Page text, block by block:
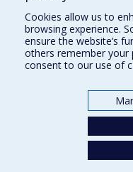
Plan du site
Signaler une erreur
Accessibilité
Nos départements et écoles
Cookies allow us to
browsing experience.
ensure the website’s
others remember your
consent to our use of